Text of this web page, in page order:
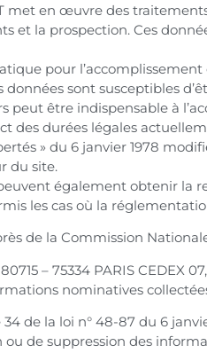
met en œuvre des
et la prospection. Ces
pour l’accomplissement
sont susceptibles
peut être indispensable à
des durées légales
» du 6 janvier 1978
du site.
également obtenir la
les cas où la
de la Commission
– 75334 PARIS CEDEX 07,
nominatives
de la loi n° 48-87 du 6
ou de suppression des